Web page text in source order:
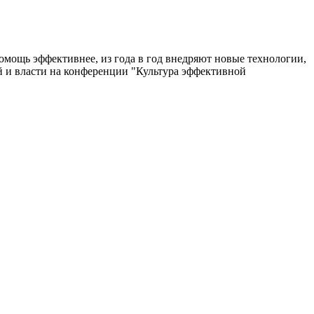
эффективнее, из года в год внедряют новые технологии,
власти на конференции "Культура эффективной